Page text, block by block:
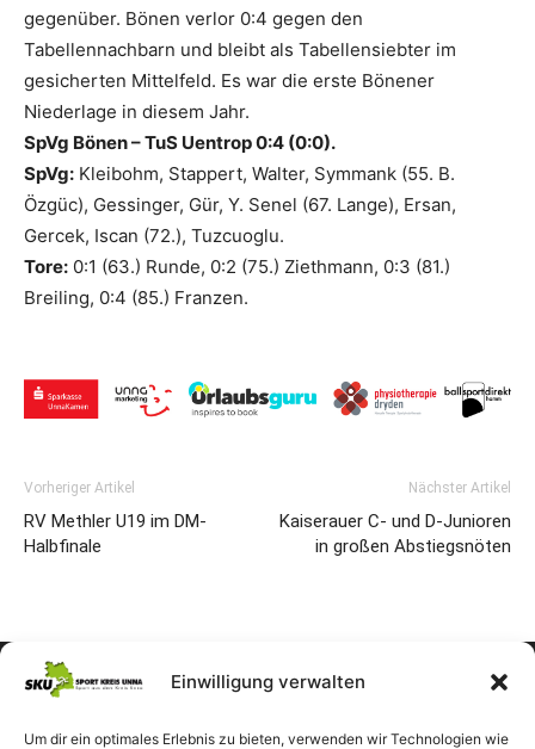
Einwilligung verwalten
Um dir ein optimales Erlebnis zu bieten, verwenden wir Technologien wie
gegenüber. Bönen verlor 0:4 gegen den
Tabellennachbarn und bleibt als Tabellensiebter im
gesicherten Mittelfeld. Es war die erste Bönener
Niederlage in diesem Jahr.
SpVg Bönen – TuS Uentrop 0:4 (0:0).
SpVg: Kleibohm, Stappert, Walter, Symmank (55. B.
Özgüc), Gessinger, Gür, Y. Senel (67. Lange), Ersan,
Gercek, Iscan (72.), Tuzcuoglu.
Tore: 0:1 (63.) Runde, 0:2 (75.) Ziethmann, 0:3 (81.)
Breiling, 0:4 (85.) Franzen.
Vorheriger Artikel
RV Methler U19 im DM-
Halbfinale
Nächster Artikel
Kaiserauer C- und D-Junioren
in großen Abstiegsnöten